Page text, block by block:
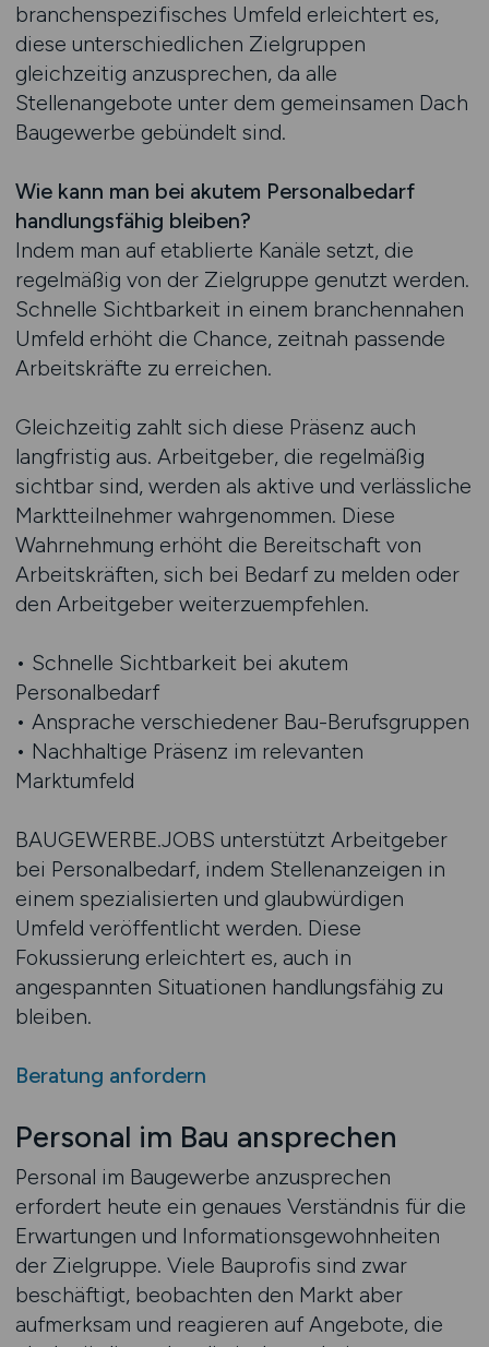
branchenspezifisches Umfeld erleichtert es,
diese unterschiedlichen Zielgruppen
gleichzeitig anzusprechen, da alle
Stellenangebote unter dem gemeinsamen Dach
Baugewerbe gebündelt sind.
Wie kann man bei akutem Personalbedarf
handlungsfähig bleiben?
Indem man auf etablierte Kanäle setzt, die
regelmäßig von der Zielgruppe genutzt werden.
Schnelle Sichtbarkeit in einem branchennahen
Umfeld erhöht die Chance, zeitnah passende
Arbeitskräfte zu erreichen.
Gleichzeitig zahlt sich diese Präsenz auch
langfristig aus. Arbeitgeber, die regelmäßig
sichtbar sind, werden als aktive und verlässliche
Marktteilnehmer wahrgenommen. Diese
Wahrnehmung erhöht die Bereitschaft von
Arbeitskräften, sich bei Bedarf zu melden oder
den Arbeitgeber weiterzuempfehlen.
• Schnelle Sichtbarkeit bei akutem
Personalbedarf
• Ansprache verschiedener Bau-Berufsgruppen
• Nachhaltige Präsenz im relevanten
Marktumfeld
BAUGEWERBE.JOBS unterstützt Arbeitgeber
bei Personalbedarf, indem Stellenanzeigen in
einem spezialisierten und glaubwürdigen
Umfeld veröffentlicht werden. Diese
Fokussierung erleichtert es, auch in
angespannten Situationen handlungsfähig zu
bleiben.
Beratung anfordern
Personal im Bau ansprechen
Personal im Baugewerbe anzusprechen
erfordert heute ein genaues Verständnis für die
Erwartungen und Informationsgewohnheiten
der Zielgruppe. Viele Bauprofis sind zwar
beschäftigt, beobachten den Markt aber
aufmerksam und reagieren auf Angebote, die